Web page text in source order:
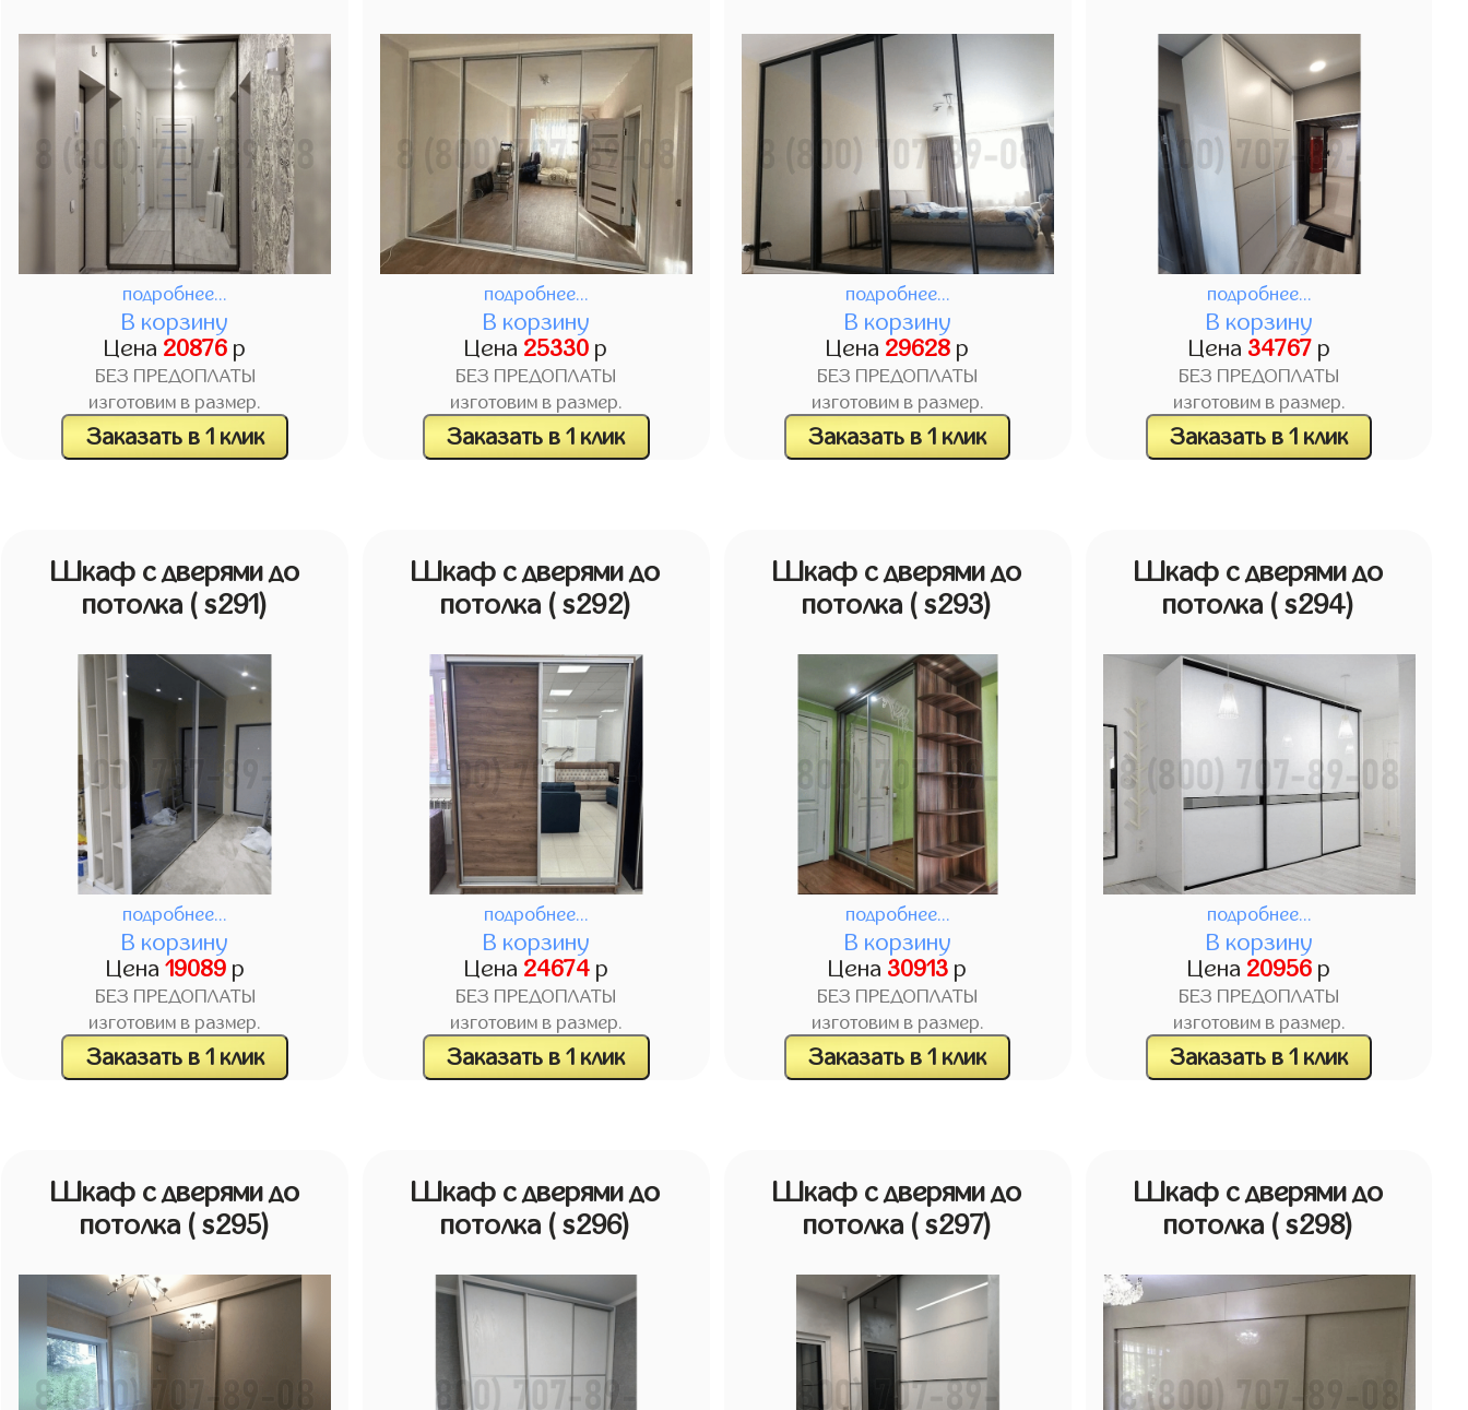
подробнее...
В корзину
Цена 20876 р
БЕЗ ПРЕДОПЛАТЫ
изготовим в размер.
Заказать в 1 клик
подробнее...
В корзину
Цена 25330 р
БЕЗ ПРЕДОПЛАТЫ
изготовим в размер.
Заказать в 1 клик
подробнее...
В корзину
Цена 29628 р
БЕЗ ПРЕДОПЛАТЫ
изготовим в размер.
Заказать в 1 клик
подробнее...
В корзину
Цена 34767р
БЕЗ ПРЕДОПЛАТЫ
изготовим в размер.
Заказать в 1 клик
Шкаф с дверями до
потолка ( s291)
подробнее...
В корзину
Цена 19089р
БЕЗ ПРЕДОПЛАТЫ
изготовим в размер.
Заказать в 1 клик
Шкаф с дверями до
потолка ( s292)
подробнее...
В корзину
Цена 24674р
БЕЗ ПРЕДОПЛАТЫ
изготовим в размер.
Заказать в 1 клик
Шкаф с дверями до
потолка ( s293)
подробнее...
В корзину
Цена 30913 р
БЕЗ ПРЕДОПЛАТЫ
изготовим в размер.
Заказать в 1 клик
Шкаф с дверями до
потолка ( s294)
подробнее...
В корзину
Цена 20956 р
БЕЗ ПРЕДОПЛАТЫ
изготовим в размер.
Заказать в 1 клик
Шкаф с дверями до
потолка ( s295)
Шкаф с дверями до
потолка ( s296)
Шкаф с дверями до
потолка ( s297)
Шкаф с дверями до
потолка ( s298)